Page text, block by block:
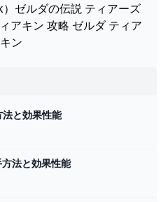
ゼルダの伝説 ティアーズ
アキン 攻略 ゼルダ ティア
キン
と効果性能
法と効果性能